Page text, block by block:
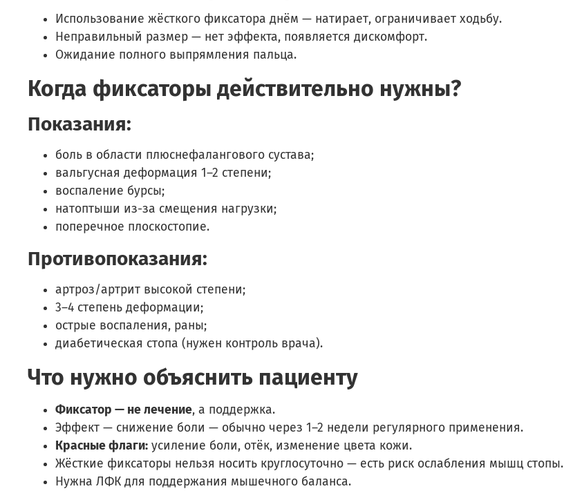
Использование жёсткого фиксатора днём — натирает, ограничивает ходьбу.
Неправильный размер — нет эффекта, появляется дискомфорт.
Ожидание полного выпрямления пальца.
Когда фиксаторы действительно нужны?
Показания:
боль в области плюснефалангового сустава;
вальгусная деформация 1–2 степени;
воспаление бурсы;
натоптыши из-за смещения нагрузки;
поперечное плоскостопие.
Противопоказания:
артроз/артрит высокой степени;
3–4 степень деформации;
острые воспаления, раны;
диабетическая стопа (нужен контроль врача).
Что нужно объяснить пациенту
Фиксатор — не лечение, а поддержка.
Эффект — снижение боли — обычно через 1–2 недели регулярного применения.
Красные флаги: усиление боли, отёк, изменение цвета кожи.
Жёсткие фиксаторы нельзя носить круглосуточно — есть риск ослабления мышц стопы.
Нужна ЛФК для поддержания мышечного баланса.